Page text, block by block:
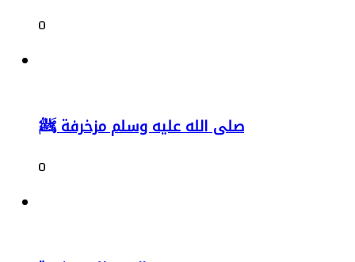
0
صلى الله عليه وسلم مزخرفة ﷺ
0